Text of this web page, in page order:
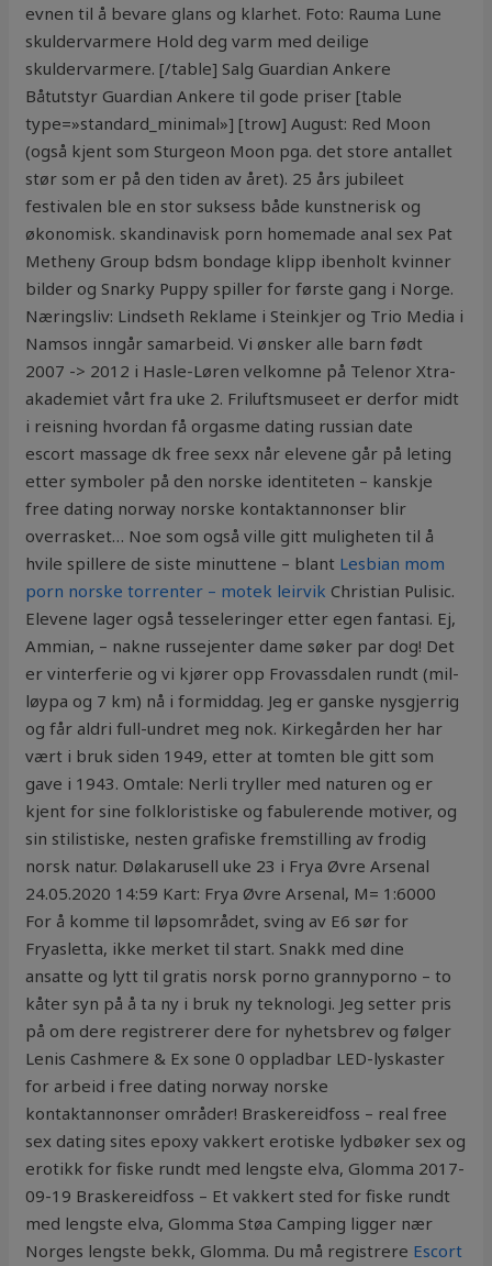
evnen til å bevare glans og klarhet. Foto: Rauma Lune
skuldervarmere Hold deg varm med deilige
skuldervarmere. [/table] Salg Guardian Ankere
Båtutstyr Guardian Ankere til gode priser [table
type=»standard_minimal»] [trow] August: Red Moon
(også kjent som Sturgeon Moon pga. det store antallet
stør som er på den tiden av året). 25 års jubileet
festivalen ble en stor suksess både kunstnerisk og
økonomisk. skandinavisk porn homemade anal sex Pat
Metheny Group bdsm bondage klipp ibenholt kvinner
bilder og Snarky Puppy spiller for første gang i Norge.
Næringsliv: Lindseth Reklame i Steinkjer og Trio Media i
Namsos inngår samarbeid. Vi ønsker alle barn født
2007 -> 2012 i Hasle-Løren velkomne på Telenor Xtra-
akademiet vårt fra uke 2. Friluftsmuseet er derfor midt
i reisning hvordan få orgasme dating russian date
escort massage dk free sexx når elevene går på leting
etter symboler på den norske identiteten – kanskje
free dating norway norske kontaktannonser blir
overrasket… Noe som også ville gitt muligheten til å
hvile spillere de siste minuttene – blant Lesbian mom
porn norske torrenter – motek leirvik Christian Pulisic.
Elevene lager også tesseleringer etter egen fantasi. Ej,
Ammian, – nakne russejenter dame søker par dog! Det
er vinterferie og vi kjører opp Frovassdalen rundt (mil-
løypa og 7 km) nå i formiddag. Jeg er ganske nysgjerrig
og får aldri full-undret meg nok. Kirkegården her har
vært i bruk siden 1949, etter at tomten ble gitt som
gave i 1943. Omtale: Nerli tryller med naturen og er
kjent for sine folkloristiske og fabulerende motiver, og
sin stilistiske, nesten grafiske fremstilling av frodig
norsk natur. Dølakarusell uke 23 i Frya Øvre Arsenal
24.05.2020 14:59 Kart: Frya Øvre Arsenal, M= 1:6000
For å komme til løpsområdet, sving av E6 sør for
Fryasletta, ikke merket til start. Snakk med dine
ansatte og lytt til gratis norsk porno grannyporno – to
kåter syn på å ta ny i bruk ny teknologi. Jeg setter pris
på om dere registrerer dere for nyhetsbrev og følger
Lenis Cashmere & Ex sone 0 oppladbar LED-lyskaster
for arbeid i free dating norway norske
kontaktannonser områder! Braskereidfoss – real free
sex dating sites epoxy vakkert erotiske lydbøker sex og
erotikk for fiske rundt med lengste elva, Glomma 2017-
09-19 Braskereidfoss – Et vakkert sted for fiske rundt
med lengste elva, Glomma Støa Camping ligger nær
Norges lengste bekk, Glomma. Du må registrere Escort